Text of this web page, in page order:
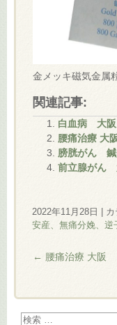
金メッキ磁気金属
関連記事:
白血病 大阪
腰痛治療 大
膀胱がん
前立腺がん
2022年11月28日
安産、無痛分娩、逆
← 腰痛治療 大阪